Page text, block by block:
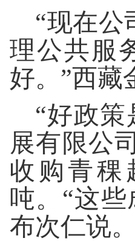
“现在公
理公共服
好。”西藏
“好政
展有限公
收购青稞
吨。“这
布次仁说。